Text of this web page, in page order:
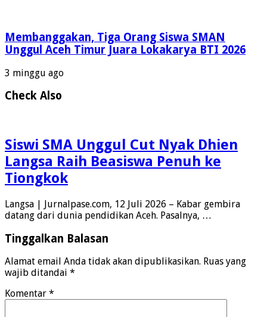
Membanggakan, Tiga Orang Siswa SMAN
Unggul Aceh Timur Juara Lokakarya BTI 2026
3 minggu ago
Check Also
Siswi SMA Unggul Cut Nyak Dhien
Langsa Raih Beasiswa Penuh ke
Tiongkok
Langsa | Jurnalpase.com, 12 Juli 2026 – Kabar gembira
datang dari dunia pendidikan Aceh. Pasalnya, …
Tinggalkan Balasan
Alamat email Anda tidak akan dipublikasikan. Ruas yang
wajib ditandai *
Komentar *